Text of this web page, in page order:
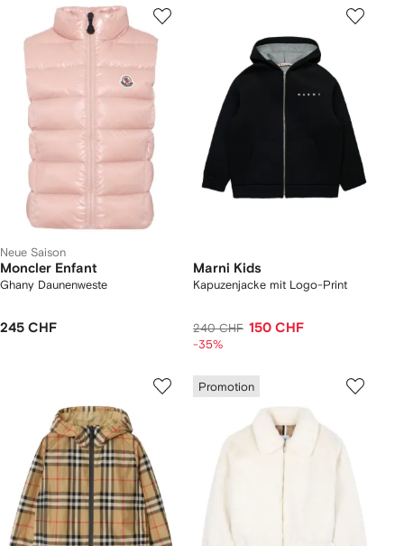
Neue Saison
Moncler Enfant
Ghany Daunenweste
245 CHF
Marni Kids
Kapuzenjacke mit Logo-Print
240 CHF 150 CHF
-35%
Promotion